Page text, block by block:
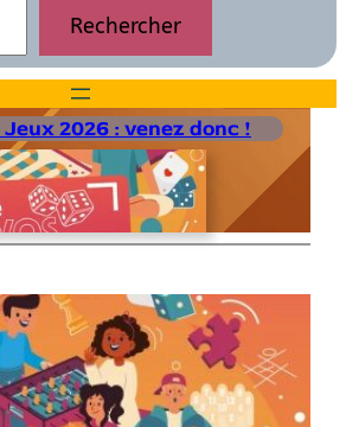
Rechercher
2026 : venez donc !